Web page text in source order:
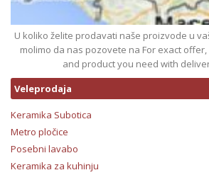
U koliko želite prodavati naše proizvode u
molimo da nas pozovete na For exact
and product you need with
Veleprodaja
Keramika Subotica
Metro pločice
Posebni lavabo
Keramika za kuhinju